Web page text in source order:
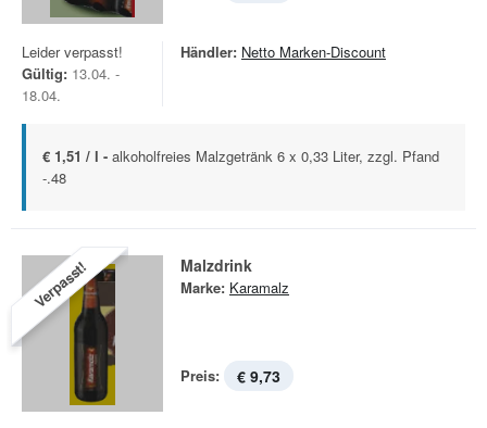
Leider verpasst!
Gültig: 13.04. -
18.04.
Händler: Netto Marken-Discount
€ 1,51 / l - alkoholfreies Malzgetränk 6 x 0,33 Liter, zzgl. Pfand
-.48
Verpasst! Malzdrink
Marke: Karamalz
Preis: € 9,73